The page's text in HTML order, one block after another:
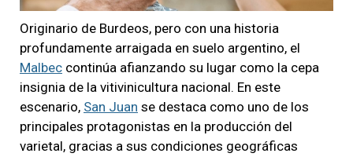
Originario de Burdeos, pero con una historia
profundamente arraigada en suelo argentino, el
Malbec continúa afianzando su lugar como la cepa
insignia de la vitivinicultura nacional. En este
escenario, San Juan se destaca como uno de los
principales protagonistas en la producción del
varietal, gracias a sus condiciones geográficas